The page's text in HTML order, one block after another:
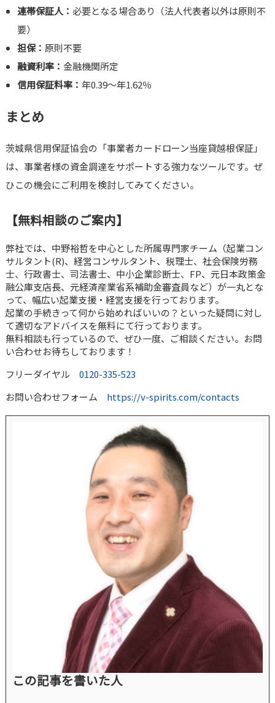
連帯保証人： 必要となる場合あり（法人代表者以外は原則不
要）
担保： 原則不要
融資利率：金融機関所定
信用保証料率：年0.39～年1.62％
まとめ
茨城県信用保証協会の「事業者カードローン当座貸越根保証」
は、事業者様の資金調達をサポートする強力なツールです。ぜ
ひこの機会にご利用を検討してみてください。
【無料相談のご案内】
弊社では、中野裕哲を中心とした所属専門家チーム（起業コン
サルタント(R)、経営コンサルタント、税理士、社会保険労務
士、行政書士、司法書士、中小企業診断士、FP、元日本政策金
融公庫支店長、元経済産業省系補助金審査員など）が一丸とな
って、幅広い起業支援・経営支援を行っております。
起業の手続きって何から始めればいいの？といった疑問に対し
て適切なアドバイスを無料にて行っております。
無料相談も行っているので、ぜひ一度、ご相談ください。お問
い合わせお待ちしております！
フリーダイヤル 0120-335-523
お問い合わせフォーム https://v-spirits.com/contacts
この記事を書いた人